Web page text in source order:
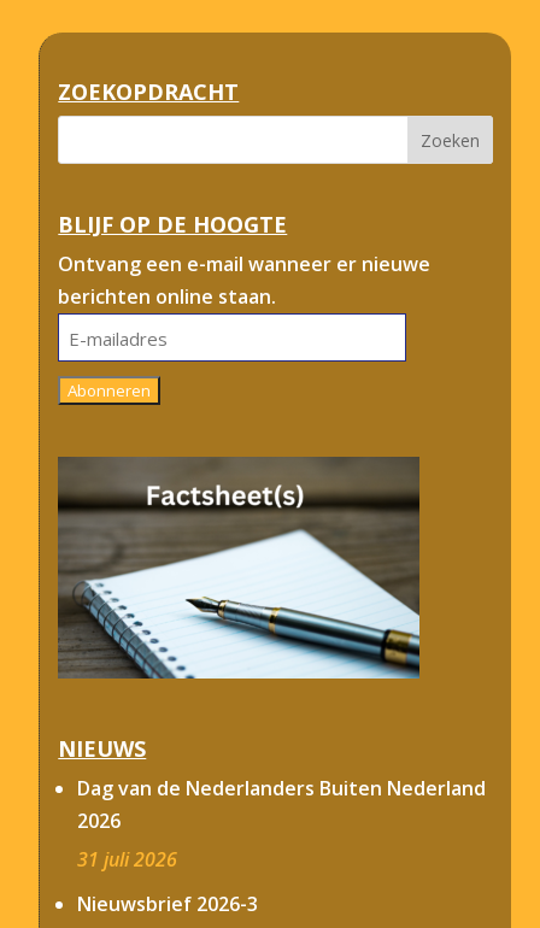
ZOEKOPDRACHT
BLIJF OP DE HOOGTE
Ontvang een e-mail wanneer er nieuwe
berichten online staan.
E-
mailadres
Abonneren
NIEUWS
Dag van de Nederlanders Buiten Nederland
2026
31 juli 2026
Nieuwsbrief 2026-3